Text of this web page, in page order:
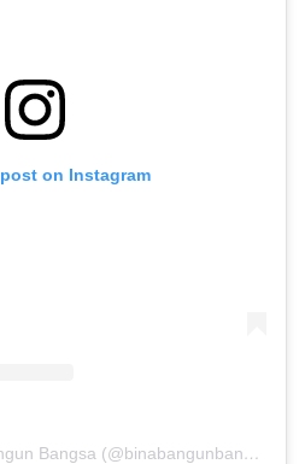
on Instagram
A post shared by Bina Bangun Bangsa (@binabangunbangsa)